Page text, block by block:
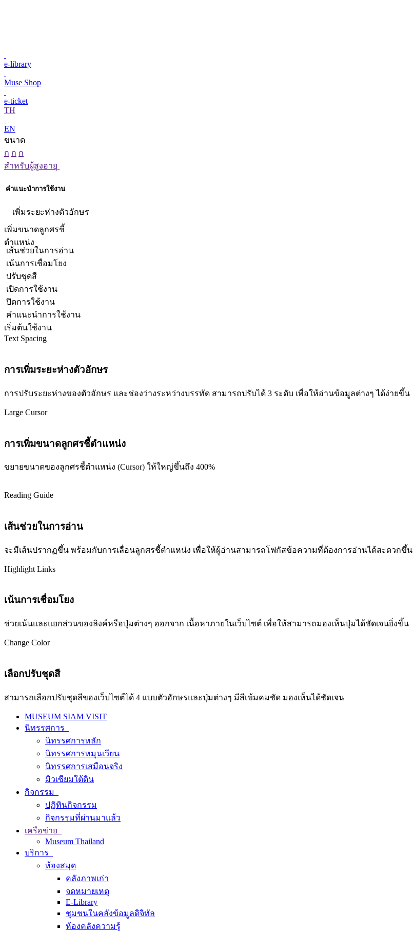
e-library
Muse Shop
e-ticket
TH
EN
ขนาด
ก ก ก
สำหรับผู้สูงอายุ
คำแนะนำการใช้งาน
เพิ่มระยะห่างตัวอักษร
เพิ่มขนาดลูกศรชี้
ตำแหน่ง
เส้นช่วยในการอ่าน
เน้นการเชื่อมโยง
ปรับชุดสี
เปิดการใช้งาน
ปิดการใช้งาน
คำแนะนำการใช้งาน
เริ่มต้นใช้งาน
Text Spacing
การเพิ่มระยะห่างตัวอักษร
การปรับระยะห่างของตัวอักษร และช่องว่างระหว่างบรรทัด สามารถปรับได้ 3 ระดับ เพื่อให้อ่านข้อมูลต่างๆ ได้ง่ายขึ้น
Large Cursor
การเพิ่มขนาดลูกศรชี้ตำแหน่ง
ขยายขนาดของลูกศรชี้ตำแหน่ง (Cursor) ให้ใหญ่ขึ้นถึง 400%
Reading Guide
เส้นช่วยในการอ่าน
จะมีเส้นปรากฏขึ้น พร้อมกับการเลื่อนลูกศรชี้ตำแหน่ง เพื่อให้ผู้อ่านสามารถโฟกัสข้อความที่ต้องการอ่านได้สะดวกขึ้น
Highlight Links
เน้นการเชื่อมโยง
ช่วยเน้นและแยกส่วนของลิงค์หรือปุ่มต่างๆ ออกจาก เนื้อหาภายในเว็บไซต์ เพื่อให้สามารถมองเห็นปุ่มได้ชัดเจนยิ่งขึ้น
Change Color
เลือกปรับชุดสี
สามารถเลือกปรับชุดสีของเว็บไซต์ได้ 4 แบบตัวอักษรและปุ่มต่างๆ มีสีเข้มคมชัด มองเห็นได้ชัดเจน
MUSEUM SIAM VISIT
นิทรรศการ
นิทรรศการหลัก
นิทรรศการหมุนเวียน
นิทรรศการเสมือนจริง
มิวเซียมใต้ดิน
กิจกรรม
ปฏิทินกิจกรรม
กิจกรรมที่ผ่านมาแล้ว
เครือข่าย
Museum Thailand
บริการ
ห้องสมุด
คลังภาพเก่า
จดหมายเหตุ
E-Library
ชุมชนในคลังข้อมูลดิจิทัล
ห้องคลังความรู้